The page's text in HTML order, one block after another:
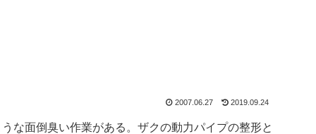
2007.06.27 2019.09.24
な面倒臭い作業がある。ザクの動力パイプの整形と